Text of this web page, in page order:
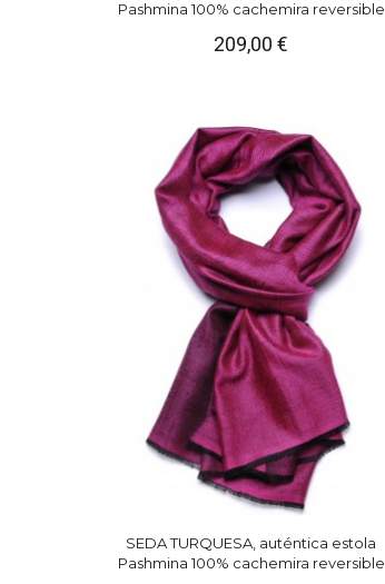
Pashmina 100% cachemira reversible
209,00 €
SEDA TURQUESA, auténtica estola
Pashmina 100% cachemira reversible